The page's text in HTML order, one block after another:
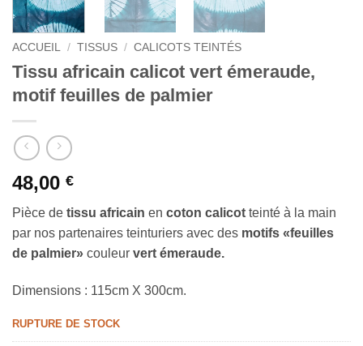
ACCUEIL / TISSUS / CALICOTS TEINTÉS
Tissu africain calicot vert émeraude,
motif feuilles de palmier
48,00 €
Pièce de tissu africain en coton calicot teinté à la main
par nos partenaires teinturiers avec des motifs «feuilles
de palmier» couleur vert émeraude.
Dimensions : 115cm X 300cm.
RUPTURE DE STOCK